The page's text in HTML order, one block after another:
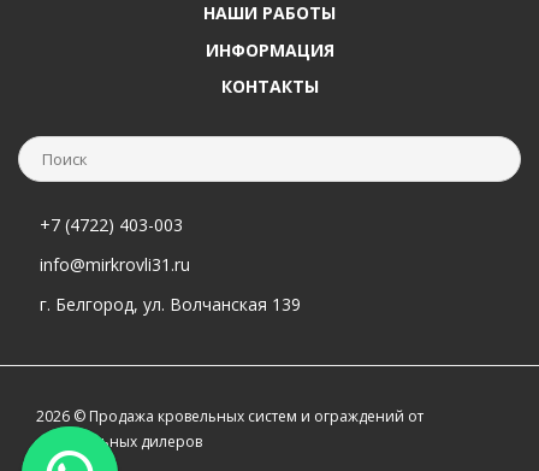
НАШИ РАБОТЫ
ИНФОРМАЦИЯ
КОНТАКТЫ
+7 (4722) 403-003
info@mirkrovli31.ru
г. Белгород, ул. Волчанская 139
2026 © Продажа кровельных систем и ограждений от
официальных дилеров